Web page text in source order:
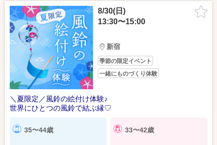
8/30(日)
13:30〜15:00
新宿
季節の限定イベント
一緒にものづくり体験
＼夏限定／風鈴の絵付け体験♪
世界にひとつの風鈴で結ぶ縁♡
35〜44歳 33〜42歳